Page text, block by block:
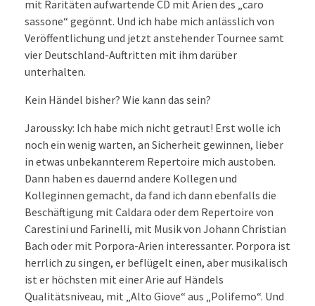
mit Raritäten aufwartende CD mit Arien des „caro
sassone“ gegönnt. Und ich habe mich anlässlich von
Veröffentlichung und jetzt anstehender Tournee samt
vier Deutschland-Auftritten mit ihm darüber
unterhalten.
Kein Händel bisher? Wie kann das sein?
Jaroussky: Ich habe mich nicht getraut! Erst wolle ich
noch ein wenig warten, an Sicherheit gewinnen, lieber
in etwas unbekannterem Repertoire mich austoben.
Dann haben es dauernd andere Kollegen und
Kolleginnen gemacht, da fand ich dann ebenfalls die
Beschäftigung mit Caldara oder dem Repertoire von
Carestini und Farinelli, mit Musik von Johann Christian
Bach oder mit Porpora-Arien interessanter. Porpora ist
herrlich zu singen, er beflügelt einen, aber musikalisch
ist er höchsten mit einer Arie auf Händels
Qualitätsniveau, mit „Alto Giove“ aus „Polifemo“. Und